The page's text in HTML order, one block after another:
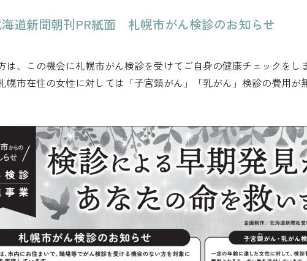
海道新聞朝刊PR紙面 札幌市がん検診のお知らせ
は、この機会に札幌市がん検診を受けてご自身の健康チェックをし
幌市在住の女性に対しては「子宮頸がん」「乳がん」検診の費用